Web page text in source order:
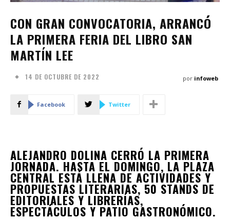
CON GRAN CONVOCATORIA, ARRANCÓ
LA PRIMERA FERIA DEL LIBRO SAN
MARTÍN LEE
14 DE OCTUBRE DE 2022 por infoweb
Facebook Twitter
ALEJANDRO DOLINA CERRÓ LA PRIMERA
JORNADA. HASTA EL DOMINGO, LA PLAZA
CENTRAL ESTÁ LLENA DE ACTIVIDADES Y
PROPUESTAS LITERARIAS, 50 STANDS DE
EDITORIALES Y LIBRERÍAS,
ESPECTÁCULOS Y PATIO GASTRONÓMICO.